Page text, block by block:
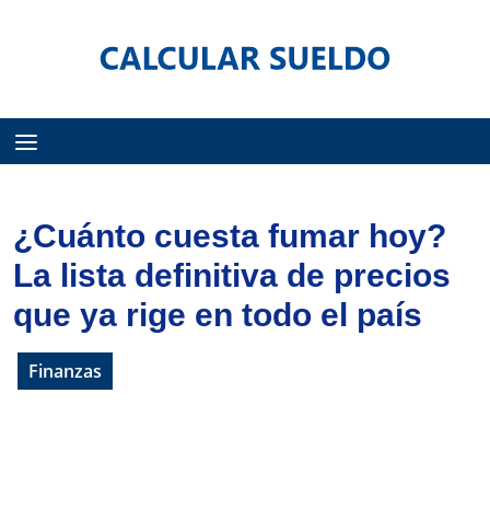
¿Cuánto cuesta fumar hoy?
La lista definitiva de precios
que ya rige en todo el país
Finanzas